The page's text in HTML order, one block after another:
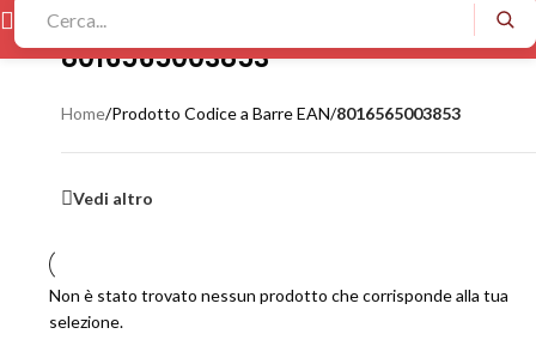
8016565003853
Home/Prodotto Codice a Barre EAN/8016565003853
Vedi altro
Non è stato trovato nessun prodotto che corrisponde alla tua
selezione.